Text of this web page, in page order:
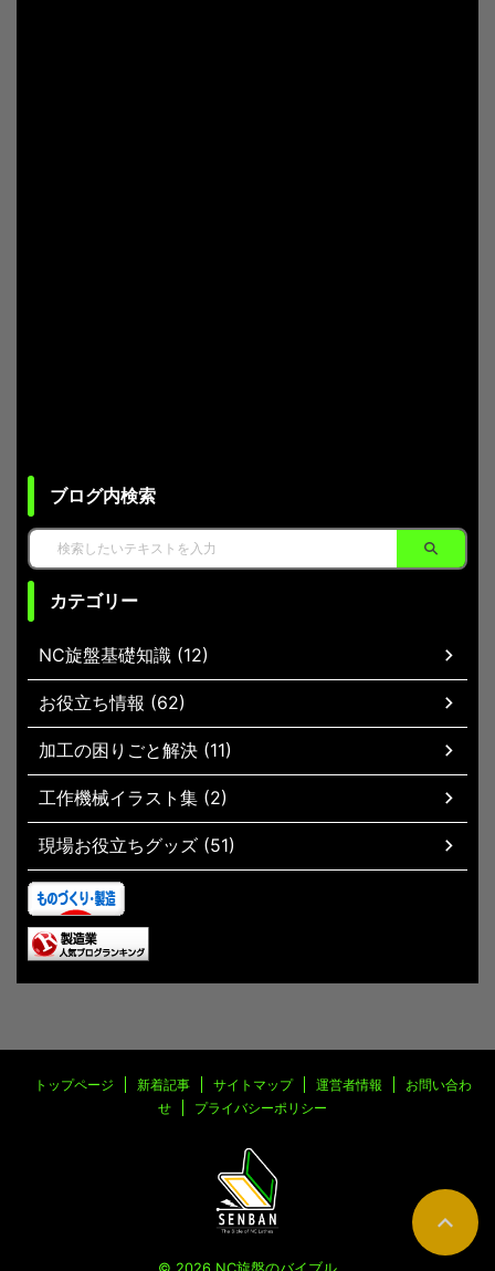
ブログ内検索
カテゴリー
NC旋盤基礎知識 (12)
お役立ち情報 (62)
加工の困りごと解決 (11)
工作機械イラスト集 (2)
現場お役立ちグッズ (51)
トップページ 新着記事 サイトマップ 運営者情報
お問い合わ
せ
プライバシーポリシー
© 2026 NC旋盤のバイブル